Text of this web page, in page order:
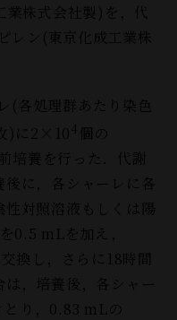
業株式会社製 ) を，代
ン ( 東京化成工業株
(各処理群あたり染色
) に2×10 4 個の
培養を行った．代謝
に，各シャーレに各
対照溶液もしくは陽
0.5 mLを加え，
換し，さらに18時間
，培養後，各シャー
とり，0.83 mLの